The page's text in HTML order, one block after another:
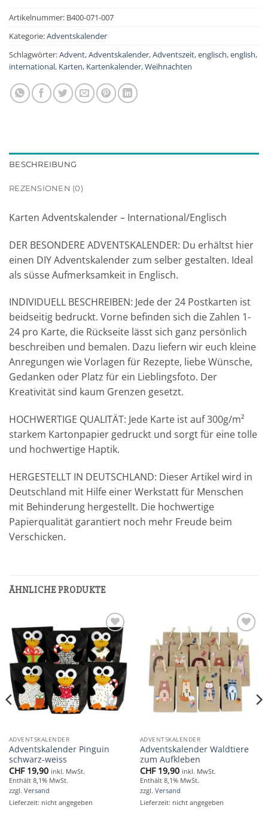
Artikelnummer: B400-071-007
Kategorie:Adventskalender
Schlagwörter:Advent,Adventskalender,Adventszeit,englisch,english,
international, Karten, Kartenkalender,Weihnachten
BESCHREIBUNG
REZENSIONEN (0)
Karten Adventskalender – International/Englisch
DER BESONDERE ADVENTSKALENDER: Du erhältst hier
einen DIY Adventskalender zum selber gestalten. Ideal
als süsse Aufmerksamkeit in Englisch.
INDIVIDUELL BESCHREIBEN: Jede der 24 Postkarten ist
beidseitig bedruckt. Vorne befinden sich die Zahlen 1-
24 pro Karte, die Rückseite lässt sich ganz persönlich
beschreiben und bemalen. Dazu liefern wir euch kleine
Anregungen wie Vorlagen für Rezepte, liebe Wünsche,
Gedanken oder Platz für ein Lieblingsfoto. Der
Kreativität sind kaum Grenzen gesetzt.
HOCHWERTIGE QUALITÄT: Jede Karte ist auf 300g/m²
starkem Kartonpapier gedruckt und sorgt für eine tolle
und hochwertige Haptik.
HERGESTELLT IN DEUTSCHLAND: Dieser Artikel wird in
Deutschland mit Hilfe einer Werkstatt für Menschen
mit Behinderung hergestellt. Die hochwertige
Papierqualität garantiert noch mehr Freude beim
Verschicken.
ÄHNLICHE PRODUKTE
Add to
wishlist
ADVENTSKALENDER
Adventskalender Pinguin
schwarz-weiss
CHF19,90 inkl. MwSt.
Enthält 8,1% MwSt.
zzgl. Versand
Lieferzeit: nicht angegeben
Add to
wishlist
ADVENTSKALENDER
Adventskalender Waldtiere
zum Aufkleben
CHF19,90 inkl. MwSt.
Enthält 8,1% MwSt.
zzgl. Versand
Lieferzeit: nicht angegeben